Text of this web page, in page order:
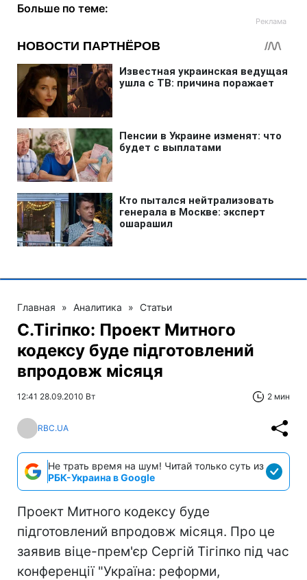
Больше по теме:
Главная » Аналитика » Статьи
С.Тігіпко: Проект Митного
кодексу буде підготовлений
впродовж місяця
12:41 28.09.2010 Вт 2 мин
RBC.UA
Не трать время на шум! Читай только суть из
РБК-Украина в Google
Проект Митного кодексу буде
підготовлений впродовж місяця. Про це
заявив віце-прем'єр Сергій Тігіпко під час
конференції "Україна: реформи,